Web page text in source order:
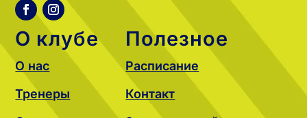
О клубе
О нас
Тренеры
Полезное
Расписание
Контакт